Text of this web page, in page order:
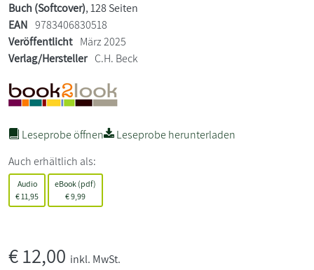
Buch (Softcover), 128 Seiten
EAN 9783406830518
Veröffentlicht März 2025
Verlag/Hersteller C.H. Beck
Leseprobe öffnen
Leseprobe herunterladen
Auch erhältlich als:
Audio
€11,95
eBook (pdf)
€9,99
€12,00 inkl. MwSt.